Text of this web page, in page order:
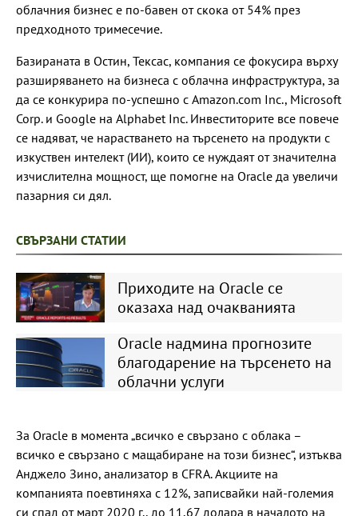
облачния бизнес е по-бавен от скока от 54% през
предходното тримесечие.
Базираната в Остин, Тексас, компания се фокусира върху
разширяването на бизнеса с облачна инфраструктура, за
да се конкурира по-успешно с Amazon.com Inc., Microsoft
Corp. и Google на Alphabet Inc. Инвеститорите все повече
се надяват, че нарастването на търсенето на продукти с
изкуствен интелект (ИИ), които се нуждаят от значителна
изчислителна мощност, ще помогне на Oracle да увеличи
пазарния си дял.
СВЪРЗАНИ СТАТИИ
Приходите на Oracle се
оказаха над очакванията
Oracle надмина прогнозите
благодарение на търсенето на
облачни услуги
За Oracle в момента „всичко е свързано с облака –
всичко е свързано с мащабиране на този бизнес“, изтъква
Анджело Зино, анализатор в CFRA. Акциите на
компанията поевтиняха с 12%, записвайки най-големия
си спад от март 2020 г., до 11,67 долара в началото на